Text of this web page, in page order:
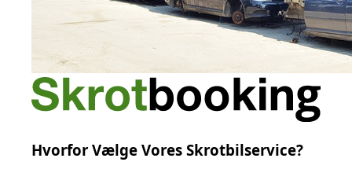
Hvorfor Vælge Vores Skrotbilservice?